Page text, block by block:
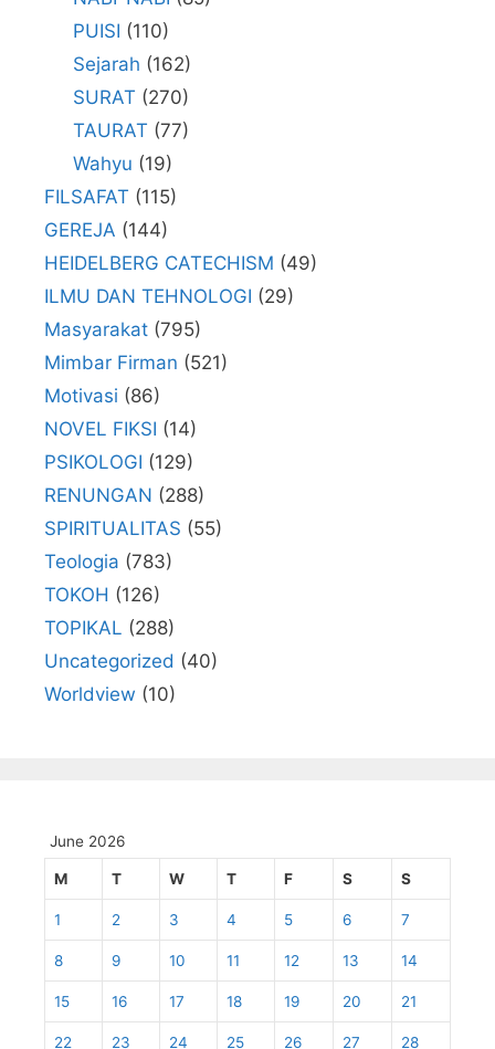
PUISI (110)
Sejarah (162)
SURAT (270)
TAURAT (77)
Wahyu (19)
FILSAFAT (115)
GEREJA (144)
HEIDELBERG CATECHISM (49)
ILMU DAN TEHNOLOGI (29)
Masyarakat (795)
Mimbar Firman (521)
Motivasi (86)
NOVEL FIKSI (14)
PSIKOLOGI (129)
RENUNGAN (288)
SPIRITUALITAS (55)
Teologia (783)
TOKOH (126)
TOPIKAL (288)
Uncategorized (40)
Worldview (10)
June 2026
M T W T F S S
1 2 3 4 5 6 7
8 9 10 11 12 13 14
15 16 17 18 19 20 21
22 23 24 25 26 27 28